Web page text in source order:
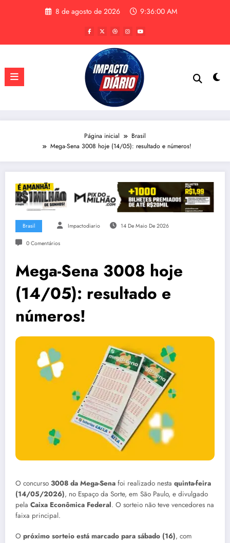
8 de agosto de 2026 9:36:01 AM
Página inicial
Brasil
Mega-Sena 3008 hoje (14/05): resultado e números!
Brasil Impactodiario 14 De Maio De 2026
0 Comentários
Mega-Sena 3008 hoje
(14/05): resultado e
números!
O concurso 3008 da Mega-Sena foi realizado nesta quinta-feira
(14/05/2026), no Espaço da Sorte, em São Paulo, e divulgado
pela Caixa Econômica Federal. O sorteio não teve vencedores na
faixa principal.
O próximo sorteio está marcado para sábado (16), com